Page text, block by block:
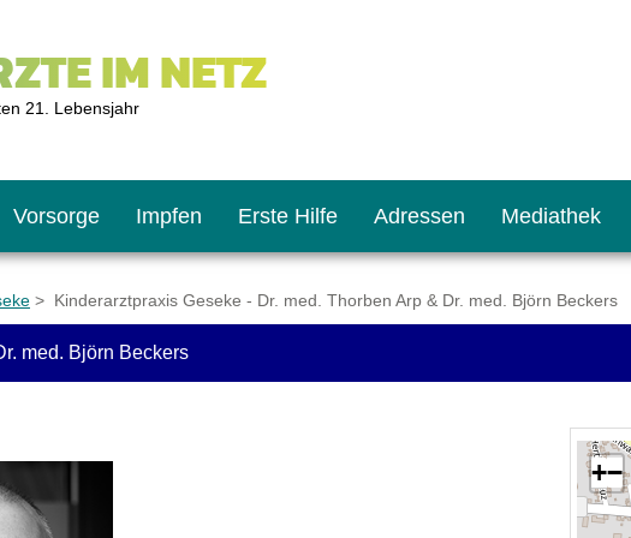
IM NETZ
21. Lebensjahr
Vorsorge Impfen Erste Hilfe Adressen Mediathek
> Kinderarztpraxis Geseke - Dr. med. Thorben Arp & Dr. med. Björn Beckers
med. Björn Beckers
+−